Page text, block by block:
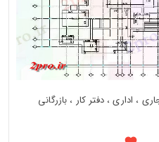
، اداری ، دفتر کار ، بازرگانی